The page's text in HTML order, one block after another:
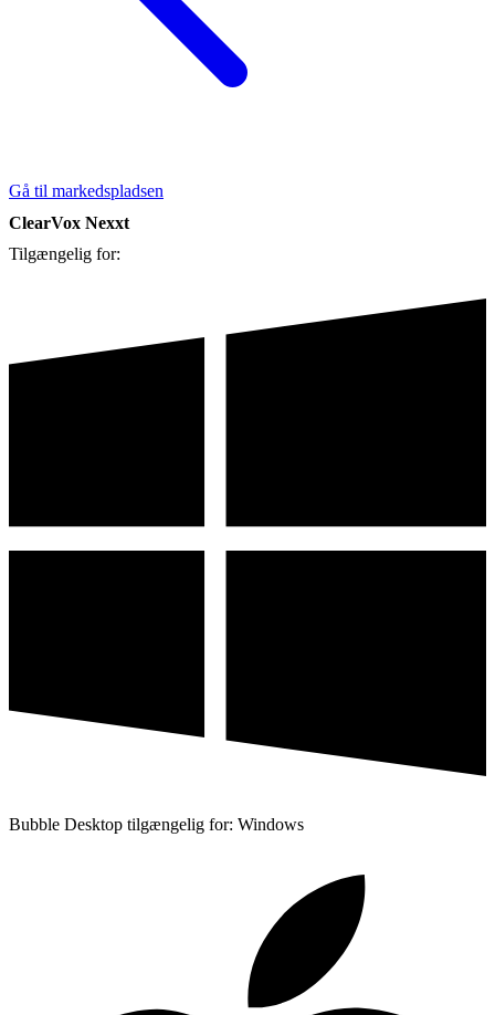
Gå til markedspladsen
ClearVox Nexxt
Tilgængelig for:
Bubble Desktop tilgængelig for: Windows